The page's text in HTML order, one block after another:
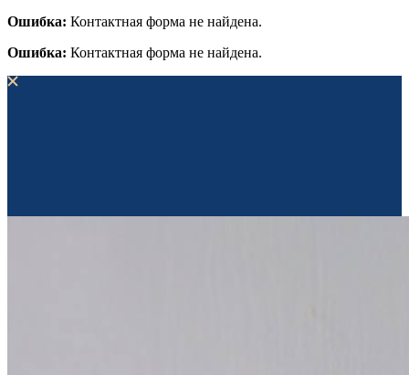
Ошибка: Контактная форма не найдена.
Ошибка: Контактная форма не найдена.